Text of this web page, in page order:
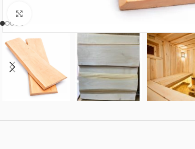
Нажмите, чтобы увеличить